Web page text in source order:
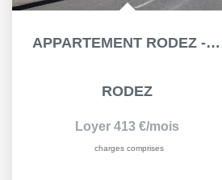
APPARTEMENT RODEZ - 2 PIÈCE(S) - 37.12 M² - TERRASSE DE...
RODEZ
Loyer 413 €/mois
charges comprises